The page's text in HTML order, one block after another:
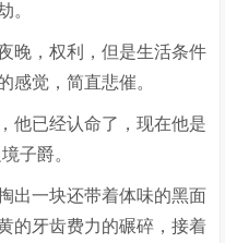
。
晚，权利，但是生活条件
感觉，简直悲催。
他已经认命了，现在他是
子爵。
出一块还带着体味的黑面
的牙齿费力的碾碎，接着